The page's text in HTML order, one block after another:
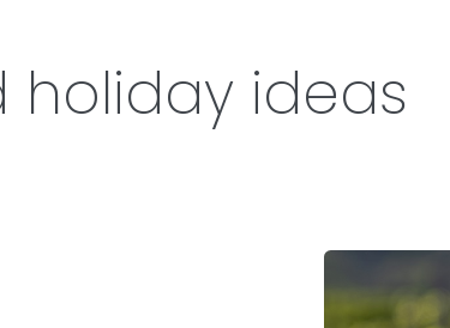
holiday ideas